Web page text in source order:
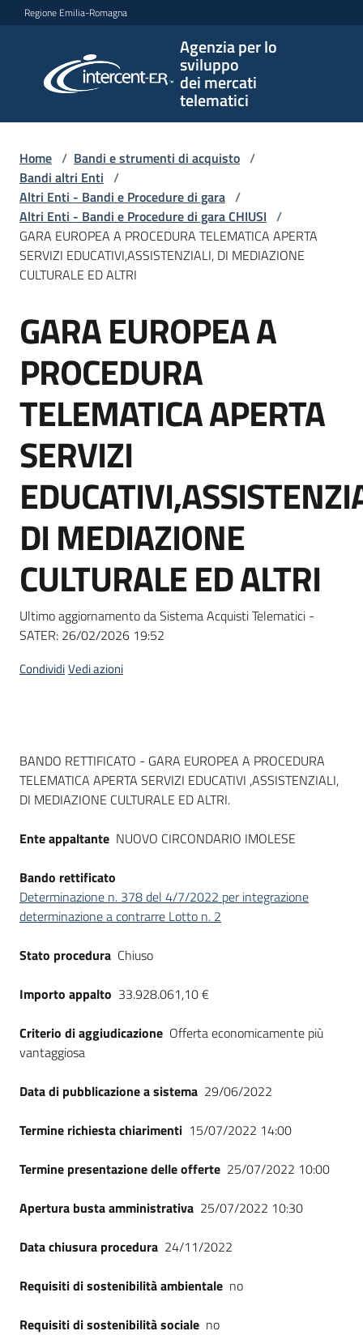
Vai al contenuto
Vai alla navigazione
Vai al footer
Regione Emilia-Romagna
Agenzia per lo
sviluppo
dei mercati
telematici
per lo
sviluppo
telematici
L'Agenzia
e
strumenti
acquisto
Supporto
Piattaforme
telematiche
English
site
su
Home / Bandi e strumenti di acquisto /
Bandi altri Enti /
Altri Enti - Bandi e Procedure di gara /
Altri Enti - Bandi e Procedure di gara CHIUSI /
GARA EUROPEA A PROCEDURA TELEMATICA APERTA
SERVIZI EDUCATIVI,ASSISTENZIALI, DI MEDIAZIONE
CULTURALE ED ALTRI
Salta al contenuto
GARA EUROPEA A
PROCEDURA
TELEMATICA APERTA
SERVIZI
DI MEDIAZIONE
CULTURALE ED ALTRI
Ultimo aggiornamento da Sistema Acquisti Telematici -
SATER: 26/02/2026 19:52
CondividiVedi azioni
Dati del bando
BANDO RETTIFICATO - GARA EUROPEA A PROCEDURA
TELEMATICA APERTA SERVIZI EDUCATIVI ,ASSISTENZIALI,
DI MEDIAZIONE CULTURALE ED ALTRI.
Ente appaltante NUOVO CIRCONDARIO IMOLESE
Bando rettificato
Determinazione n. 378 del 4/7/2022 per integrazione
determinazione a contrarre Lotto n. 2
Stato procedura Chiuso
Importo appalto 33.928.061,10 €
Criterio di aggiudicazione Offerta economicamente più
vantaggiosa
Data di pubblicazione a sistema 29/06/2022
Termine richiesta chiarimenti 15/07/2022 14:00
Termine presentazione delle offerte 25/07/2022 10:00
Apertura busta amministrativa 25/07/2022 10:30
Data chiusura procedura 24/11/2022
Requisiti di sostenibilità ambientale no
Requisiti di sostenibilità sociale no